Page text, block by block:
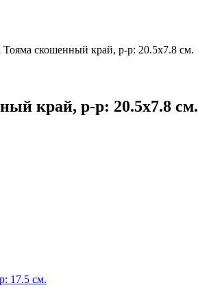
Тояма скошенный край, р-р: 20.5х7.8 см.
край, р-р: 20.5х7.8 см.
17.5 см.